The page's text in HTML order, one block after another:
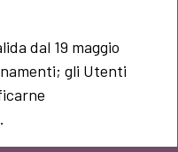
dal 19 maggio
gli Utenti